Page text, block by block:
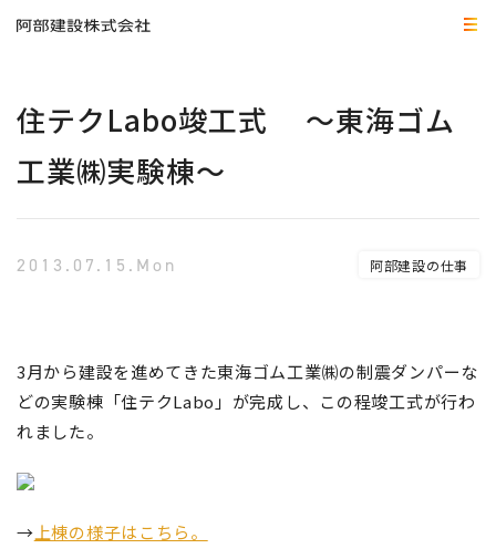
住テクLabo竣工式 ～東海ゴム
工業㈱実験棟～
2013.07.15.Mon 阿部建設の仕事
3月から建設を進めてきた東海ゴム工業㈱の制震ダンパーな
どの実験棟「住テクLabo」が完成し、この程竣工式が行わ
れました。
→ 上棟の様子はこちら。